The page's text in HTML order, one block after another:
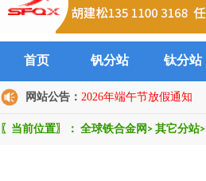
首页 钒分站 钛分站
网站公告： 2026年端午节放假通知
〖当前位置〗： 全球铁合金网 > 其它分站>